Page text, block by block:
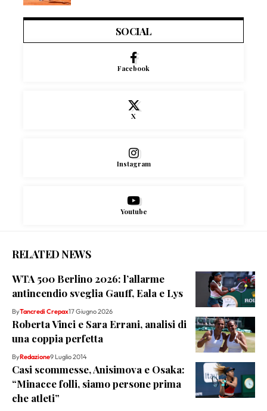
SOCIAL
Facebook
X
Instagram
Youtube
RELATED NEWS
WTA 500 Berlino 2026: l’allarme
antincendio sveglia Gauff, Eala e Lys
ByTancredi Crepax17 Giugno 2026
Roberta Vinci e Sara Errani, analisi di
una coppia perfetta
ByRedazione9 Luglio 2014
Casi scommesse, Anisimova e Osaka:
“Minacce folli, siamo persone prima
che atleti”